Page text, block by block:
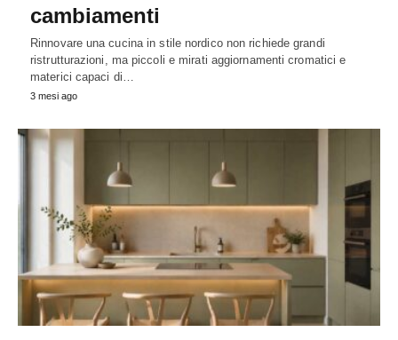
cambiamenti
Rinnovare una cucina in stile nordico non richiede grandi
ristrutturazioni, ma piccoli e mirati aggiornamenti cromatici e
materici capaci di…
3 mesi ago